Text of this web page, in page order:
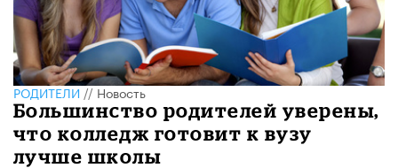
РОДИТЕЛИ//Новость
Большинство родителей уверены,
что колледж готовит к вузу
лучше школы